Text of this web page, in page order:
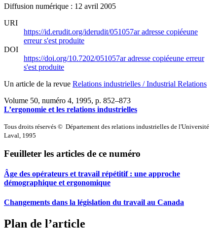
Diffusion numérique : 12 avril 2005
URI
https://id.erudit.org/iderudit/051057aradresse copiéeune
erreur s'est produite
DOI
https://doi.org/10.7202/051057aradresse copiéeune erreur
s'est produite
Un article de la revue Relations industrielles / Industrial Relations
Volume 50, numéro 4, 1995, p. 852–873
L’ergonomie et les relations industrielles
Tous droits réservés © Département des relations industrielles de l'Université
Laval, 1995
Feuilleter les articles de ce numéro
Âge des opérateurs et travail répétitif : une approche
démographique et ergonomique
Changements dans la législation du travail au Canada
Plan de l’article